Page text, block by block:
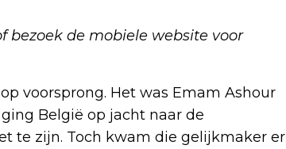
bezoek de mobiele website voor
voorsprong. Het was Emam Ashour
België op jacht naar de
te zijn. Toch kwam die gelijkmaker er